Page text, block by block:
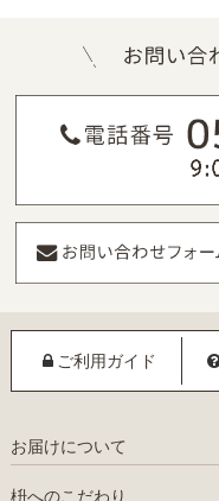
ご利用ガイド
お届けについて
枡へのこだわり